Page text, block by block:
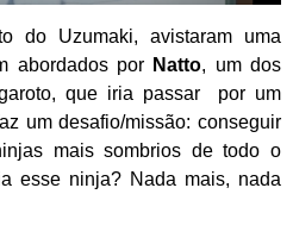
do Uzumaki, avistaram uma
abordados por Natto, um dos
que iria passar por um
um desafio/missão: conseguir
mais sombrios de todo o
esse ninja? Nada mais, nada